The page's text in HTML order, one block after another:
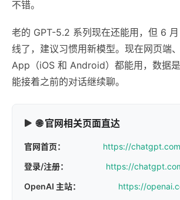
不错。
老的 GPT-5.2 系列现在还能用，但 6
线了，建议习惯用新模型。现在网页端
App（iOS 和 Android）都能用，数据
能接着之前的对话继续聊。
🌐 官网相关页面直达
官网首页：
https://chatgpt.com
登录/注册：
https://
OpenAI 主站：
https://